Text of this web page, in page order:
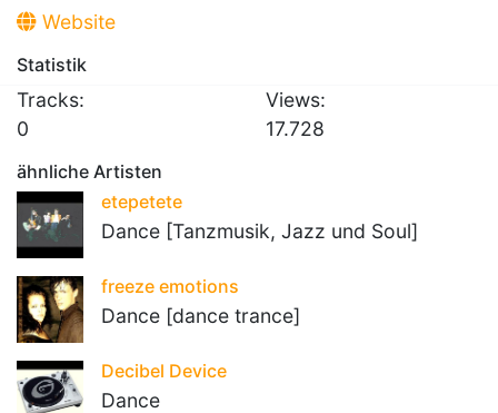
Website
Statistik
Tracks:
0
Views:
17.728
ähnliche Artisten
etepetete
Dance [Tanzmusik, Jazz und Soul]
freeze emotions
Dance [dance trance]
Decibel Device
Dance